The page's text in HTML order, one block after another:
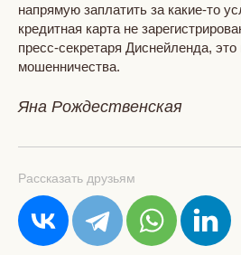
напрямую заплатить за какие-то
кредитная карта не
пресс-секретаря Диснейленда,
мошенничества.
Яна Рождественская
Рассказать друзьям